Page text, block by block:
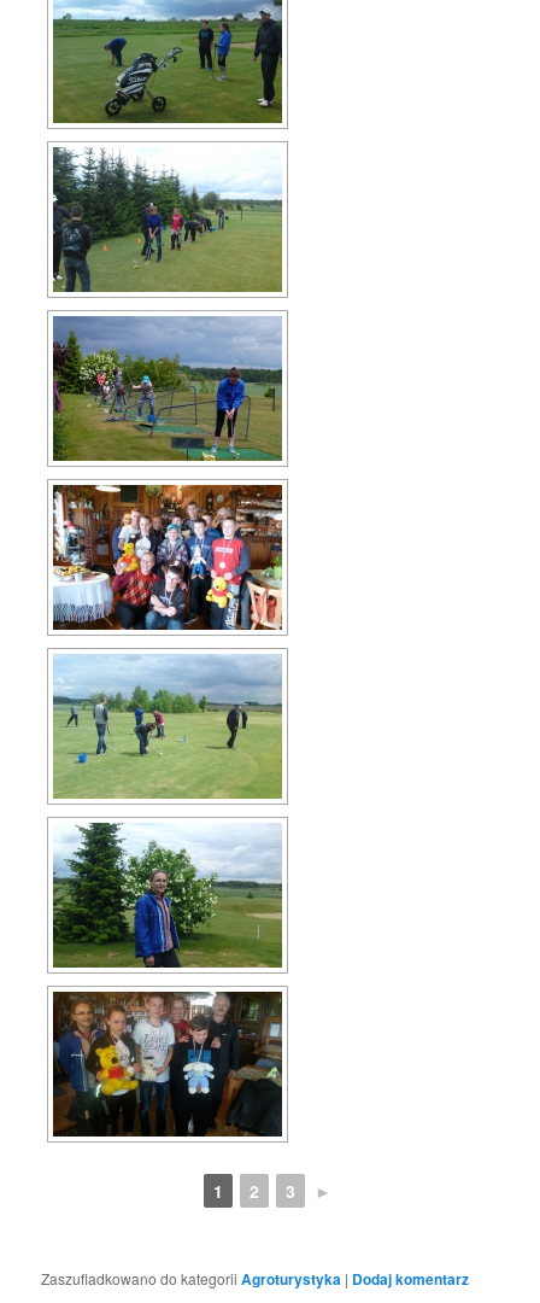
1 2 3 ►
Zaszufladkowano do kategorii Agroturystyka | Dodaj komentarz